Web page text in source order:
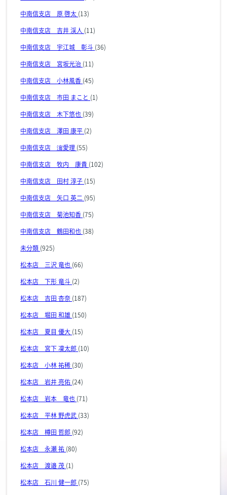
中南信支店 原 啓太 (13)
中南信支店 吉井 渓人 (11)
中南信支店 宇江城 彰斗 (36)
中南信支店 宮坂光治 (11)
中南信支店 小林風香 (45)
中南信支店 市田 まこと (1)
中南信支店 木下悠也 (39)
中南信支店 澤田 康平 (2)
中南信支店 濵愛理 (55)
中南信支店 牧内 康貴 (102)
中南信支店 田村 淳子 (15)
中南信支店 矢口 英二 (95)
中南信支店 菊池知香 (75)
中南信支店 鶴田和也 (38)
未分類 (925)
松本店 三沢 竜也 (66)
松本店 下形 竜斗 (2)
松本店 吉田 杏奈 (187)
松本店 堀田 和雄 (150)
松本店 夏目 優大 (15)
松本店 宮下 凜太郎 (10)
松本店 小林 祐稀 (30)
松本店 岩井 亮佑 (24)
松本店 岩本 竜也 (71)
松本店 平林 野虎武 (33)
松本店 樽田 哲郎 (92)
松本店 永瀬 祐 (80)
松本店 渡邉 茂 (1)
松本店 石川 健一郎 (75)